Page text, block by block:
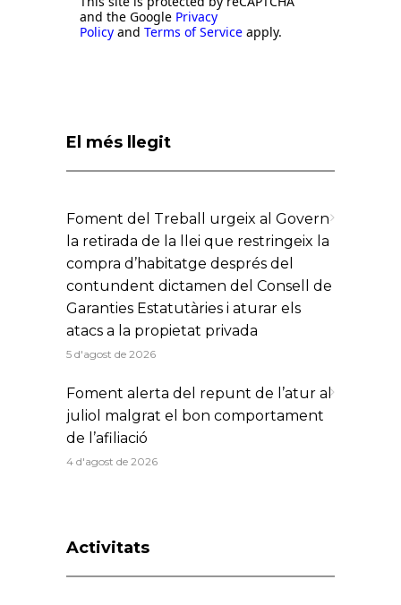
and the Google Privacy
Policy and Terms of Service apply.
El més llegit
Foment del Treball urgeix al Govern
la retirada de la llei que restringeix la
compra d’habitatge després del
contundent dictamen del Consell de
Garanties Estatutàries i aturar els
atacs a la propietat privada
5 d'agost de 2026
Foment alerta del repunt de l’atur al
juliol malgrat el bon comportament
de l’afiliació
4 d'agost de 2026
Activitats